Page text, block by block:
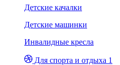
Детские качалки
Детские машинки
Инвалидные кресла
Для спорта и отдыха 1